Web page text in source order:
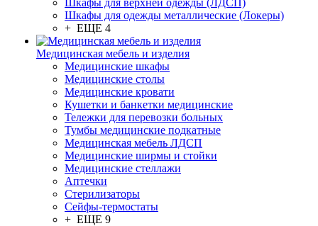
Шкафы для верхней одежды (ЛДСП)
Шкафы для одежды металлические (Локеры)
+ ЕЩЕ 4
Медицинская мебель и изделия
Медицинские шкафы
Медицинские столы
Медицинские кровати
Кушетки и банкетки медицинские
Тележки для перевозки больных
Тумбы медицинские подкатные
Медицинская мебель ЛДСП
Медицинские ширмы и стойки
Медицинские стеллажи
Аптечки
Стерилизаторы
Сейфы-термостаты
+ ЕЩЕ 9